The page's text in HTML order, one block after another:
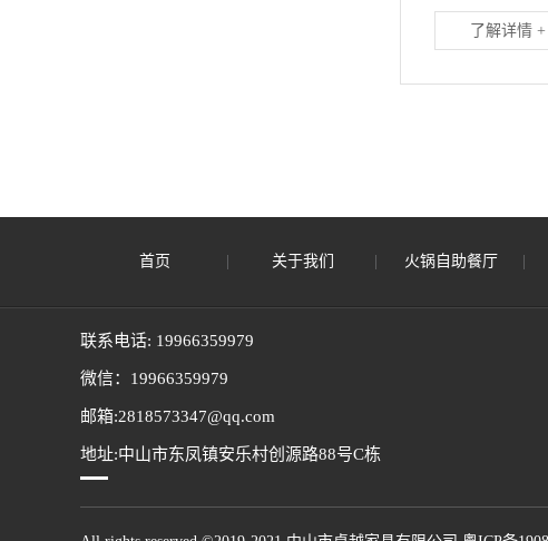
了解详情 +
首页 关于我们 火锅自助餐厅
联系电话: 19966359979
微信：19966359979
邮箱:2818573347@qq.com
地址:中山市东凤镇安乐村创源路88号C栋